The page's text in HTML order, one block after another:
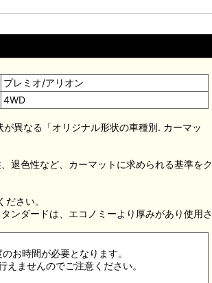
プレミオ/アリオン
4WD
異なる「オリジナル形状の車種別. カーマッ
退色性など、カーマットに求められる基準をク
さい。
ンダードは、エコノミーより厚みがあり使用さ
お時間が必要となります。
ませんのでご注意ください。